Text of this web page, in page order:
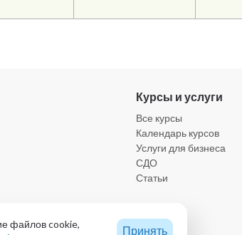
Курсы и услуги
Все курсы
Календарь курсов
Услуги для бизнеса
СДО
Статьи
файлов cookie,
Принять